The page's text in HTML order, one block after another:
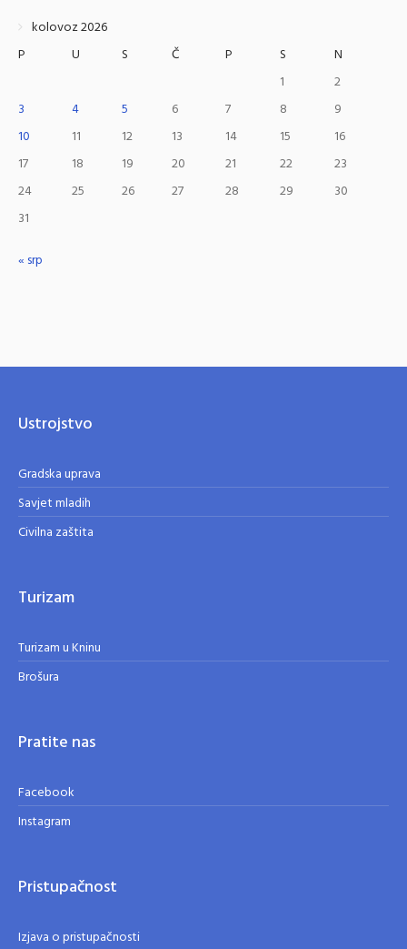
kolovoz 2026
P
U S Č P S
N
1
2
3
4 5 6 7 8
9
10
11 12 13 14 15
16
17
18 19 20 21 22
23
24
25 26 27 28 29
30
31
« srp
Ustrojstvo
Gradska uprava
Savjet mladih
Civilna zaštita
Turizam
Turizam u Kninu
Brošura
Pratite nas
Facebook
Instagram
Pristupačnost
Izjava o pristupačnosti